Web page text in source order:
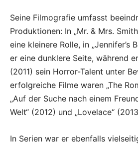
Seine Filmografie umfasst
Produktionen: In „Mr. & Mrs.
eine kleinere Rolle, in „Jennifer’s
er eine dunklere Seite, während
(2011) sein Horror-Talent unter
erfolgreiche Filme waren „The
„Auf der Suche nach einem
Welt“ (2012) und „Lovelace“
In Serien war er ebenfalls